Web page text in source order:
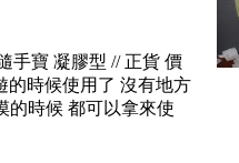
手寶 凝膠型 // 正貨 價
的時候使用了 沒有地方
的時候 都可以拿來使